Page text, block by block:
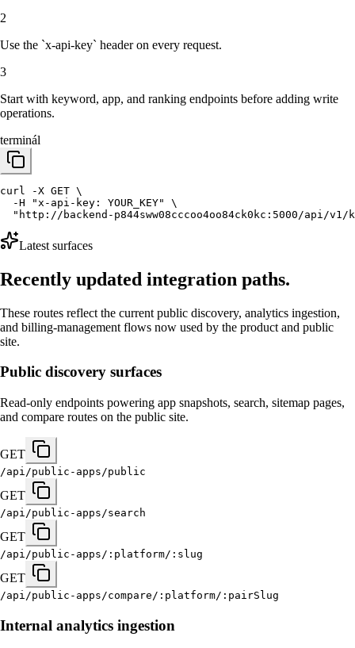
2
Use the `x-api-key` header on every request.
3
Start with keyword, app, and ranking endpoints before adding write
operations.
terminál
curl -X GET \
  -H "x-api-key: YOUR_KEY" \
"http://backend-p844sww08cccoo4oo84ck0kc:5000/api/v1/
Latest surfaces
Recently updated integration paths.
These routes reflect the current public discovery, analytics ingestion,
and billing-management flows now used by the product and public
site.
Public discovery surfaces
Read-only endpoints powering app snapshots, search, sitemap pages,
and compare routes on the public site.
GET
/api/public-apps/public
GET
/api/public-apps/search
GET
/api/public-apps/:platform/:slug
GET
/api/public-apps/compare/:platform/:pairSlug
Internal analytics ingestion